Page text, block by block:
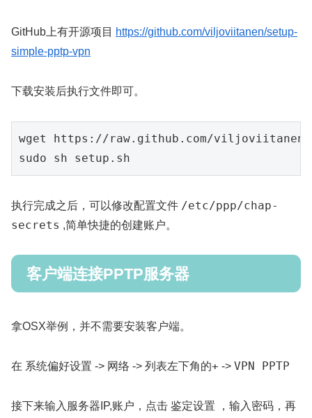
GitHub上有开源项目 https://github.com/viljoviitanen/setup-
simple-pptp-vpn
下载安装后执行文件即可。
wget https://raw.github.com/viljoviitanen/
sudo sh setup.sh
执行完成之后，可以修改配置文件 /etc/ppp/chap-
secrets ,简单快捷的创建账户。
客户端连接PPTP服务器
拿OSX举例，并不需要安装客户端。
在 系统偏好设置 -> 网络 -> 列表左下角的+ -> VPN PPTP
接下来输入服务器IP,账户，点击 鉴定设置 ，输入密码，再